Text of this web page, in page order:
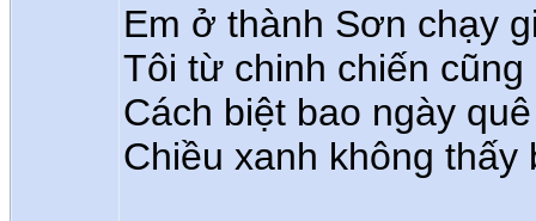
Em ở thành Sơn chạy
Tôi từ chinh chiến cũng
Cách biệt bao ngày
Chiều xanh không thấy